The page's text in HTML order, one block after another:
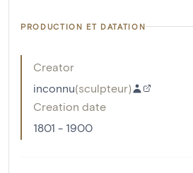
PRODUCTION ET DATATION
Creator
inconnu(sculpteur)
Creation date
1801 - 1900